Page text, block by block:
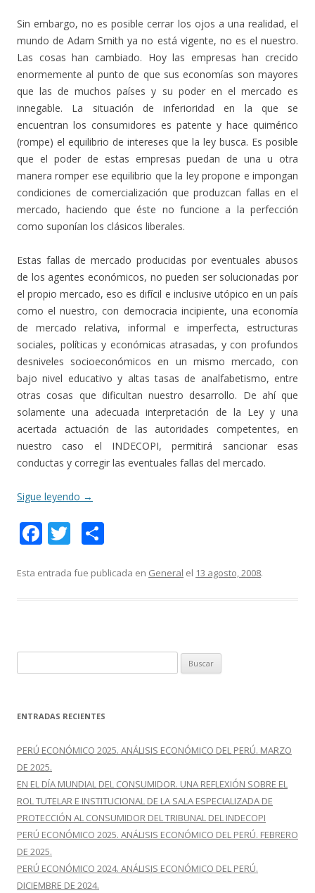
Sin embargo, no es posible cerrar los ojos a una realidad, el
mundo de Adam Smith ya no está vigente, no es el nuestro.
Las cosas han cambiado. Hoy las empresas han crecido
enormemente al punto de que sus economías son mayores
que las de muchos países y su poder en el mercado es
innegable. La situación de inferioridad en la que se
encuentran los consumidores es patente y hace quimérico
(rompe) el equilibrio de intereses que la ley busca. Es posible
que el poder de estas empresas puedan de una u otra
manera romper ese equilibrio que la ley propone e impongan
condiciones de comercialización que produzcan fallas en el
mercado, haciendo que éste no funcione a la perfección
como suponían los clásicos liberales.
Estas fallas de mercado producidas por eventuales abusos
de los agentes económicos, no pueden ser solucionadas por
el propio mercado, eso es difícil e inclusive utópico en un país
como el nuestro, con democracia incipiente, una economía
de mercado relativa, informal e imperfecta, estructuras
sociales, políticas y económicas atrasadas, y con profundos
desniveles socioeconómicos en un mismo mercado, con
bajo nivel educativo y altas tasas de analfabetismo, entre
otras cosas que dificultan nuestro desarrollo. De ahí que
solamente una adecuada interpretación de la Ley y una
acertada actuación de las autoridades competentes, en
nuestro caso el INDECOPI, permitirá sancionar esas
conductas y corregir las eventuales fallas del mercado.
Sigue leyendo →
F
e
o
k
T
itt m
ti
r
Esta entrada fue publicada en General el 13 agosto, 2008.
u
c
r
:
ENTRADAS RECIENTES
PERÚ ECONÓMICO 2025. ANÁLISIS ECONÓMICO DEL PERÚ. MARZO
DE 2025.
EN EL DÍA MUNDIAL DEL CONSUMIDOR. UNA REFLEXIÓN SOBRE EL
ROL TUTELAR E INSTITUCIONAL DE LA SALA ESPECIALIZADA DE
PROTECCIÓN AL CONSUMIDOR DEL TRIBUNAL DEL INDECOPI
PERÚ ECONÓMICO 2025. ANÁLISIS ECONÓMICO DEL PERÚ. FEBRERO
DE 2025.
PERÚ ECONÓMICO 2024. ANÁLISIS ECONÓMICO DEL PERÚ.
DICIEMBRE DE 2024.